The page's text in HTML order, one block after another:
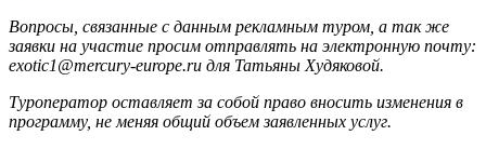
Вопросы, связанные с данным рекламным туром, а так же
заявки на участие просим отправлять на электронную почту:
exotic1@mercury-europe.ru для Татьяны Худяковой.
Туроператор оставляет за собой право вносить изменения в
программу, не меняя общий объем заявленных услуг.